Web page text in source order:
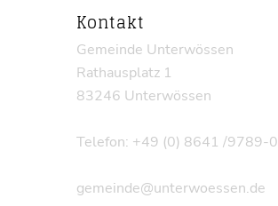
Kontakt
Gemeinde Unterwössen
Rathausplatz 1
83246 Unterwössen
Telefon: +49 (0) 8641 /9789-0
gemeinde@unterwoessen.de